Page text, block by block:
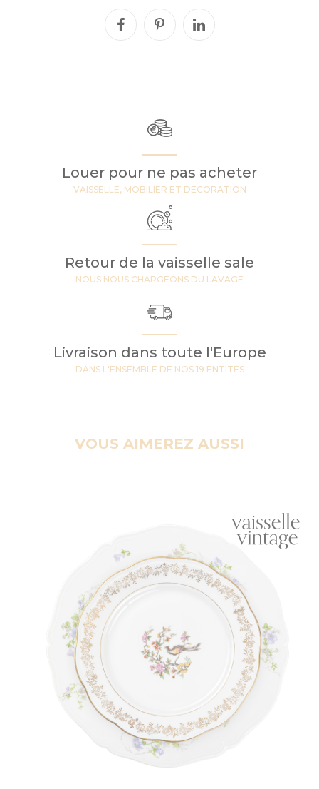
Louer pour ne pas acheter
VAISSELLE, MOBILIER ET DECORATION
Retour de la vaisselle sale
NOUS NOUS CHARGEONS DU LAVAGE
Livraison dans toute l'Europe
DANS L'ENSEMBLE DE NOS 19 ENTITES
VOUS AIMEREZ AUSSI